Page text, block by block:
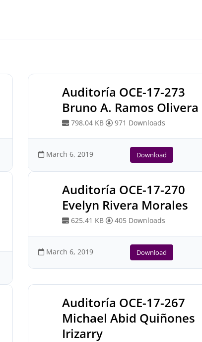
Auditoría OCE-17-273
Bruno A. Ramos Olivera
798.04 KB 971 Downloads
March 6, 2019 Download
Auditoría OCE-17-270
Evelyn Rivera Morales
625.41 KB 405 Downloads
March 6, 2019 Download
Auditoría OCE-17-267
Michael Abid Quiñones
Irizarry